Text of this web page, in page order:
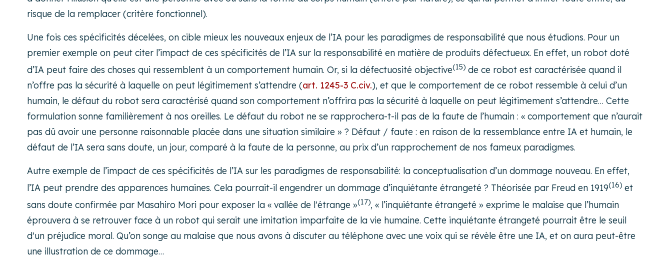
risque de la remplacer (critère fonctionnel).
Une fois ces spécificités décelées, on cible mieux les nouveaux enjeux de l’IA pour les paradigmes de responsabilité que nous étudions. Pour un
premier exemple on peut citer l’impact de ces spécificités de l’IA sur la responsabilité en matière de produits défectueux. En effet, un robot doté
d’IA peut faire des choses qui ressemblent à un comportement humain. Or, si la défectuosité objective(15) de ce robot est caractérisée quand il
n’offre pas la sécurité à laquelle on peut légitimement s’attendre (art. 1245-3 C.civ.), et que le comportement de ce robot ressemble à celui d’un
humain, le défaut du robot sera caractérisé quand son comportement n’offrira pas la sécurité à laquelle on peut légitimement s’attendre… Cette
formulation sonne familièrement à nos oreilles. Le défaut du robot ne se rapprochera-t-il pas de la faute de l’humain : « comportement que n’aurait
pas dû avoir une personne raisonnable placée dans une situation similaire » ? Défaut / faute : en raison de la ressemblance entre IA et humain, le
défaut de l’IA sera sans doute, un jour, comparé à la faute de la personne, au prix d’un rapprochement de nos fameux paradigmes.
Autre exemple de l’impact de ces spécificités de l’IA sur les paradigmes de responsabilité: la conceptualisation d’un dommage nouveau. En effet,
l’IA peut prendre des apparences humaines. Cela pourrait-il engendrer un dommage d’inquiétante étrangeté ? Théorisée par Freud en 1919(16) et
sans doute confirmée par Masahiro Mori pour exposer la « vallée de l'étrange »(17), « l’inquiétante étrangeté » exprime le malaise que l’humain
éprouvera à se retrouver face à un robot qui serait une imitation imparfaite de la vie humaine. Cette inquiétante étrangeté pourrait être le seuil
d'un préjudice moral. Qu’on songe au malaise que nous avons à discuter au téléphone avec une voix qui se révèle être une IA, et on aura peut-être
une illustration de ce dommage…